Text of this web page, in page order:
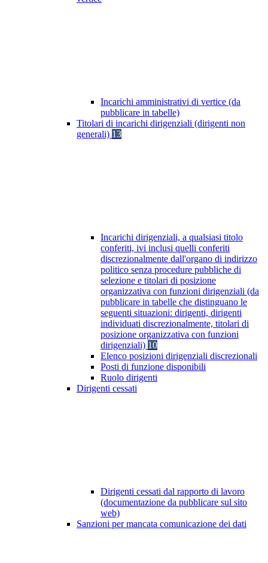
Incarichi amministrativi di vertice (da
pubblicare in tabelle)
Titolari di incarichi dirigenziali (dirigenti non
generali) 13
Incarichi dirigenziali, a qualsiasi titolo
conferiti, ivi inclusi quelli conferiti
discrezionalmente dall'organo di indirizzo
politico senza procedure pubbliche di
selezione e titolari di posizione
organizzativa con funzioni dirigenziali (da
pubblicare in tabelle che distinguano le
seguenti situazioni: dirigenti, dirigenti
individuati discrezionalmente, titolari di
posizione organizzativa con funzioni
dirigenziali) 10
Elenco posizioni dirigenziali discrezionali
Posti di funzione disponibili
Ruolo dirigenti
Dirigenti cessati
Dirigenti cessati dal rapporto di lavoro
(documentazione da pubblicare sul sito
web)
Sanzioni per mancata comunicazione dei dati